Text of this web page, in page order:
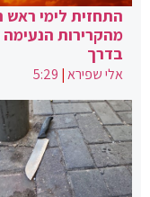
התחזית לימי
מהקרירות הנעימה
בדרך
אלי שפירא|
5:29